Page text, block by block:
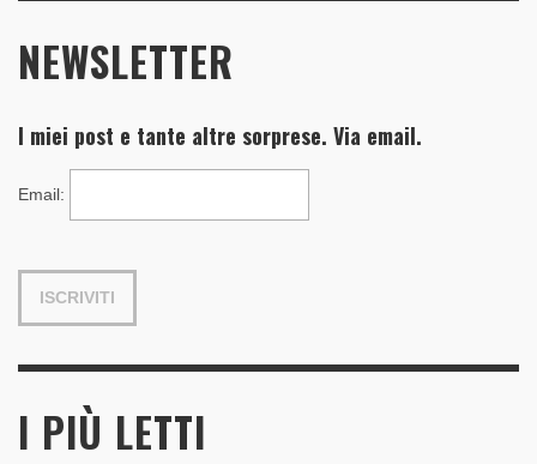
NEWSLETTER
I miei post e tante altre sorprese. Via email.
Email:
I PIÙ LETTI